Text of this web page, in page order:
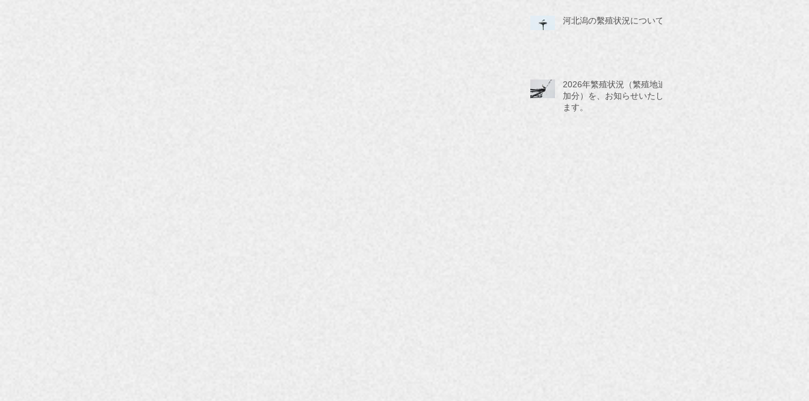
河北潟の繫殖状況について
2026年繁殖状況（繁殖地追
加分）を、お知らせいたし
ます。